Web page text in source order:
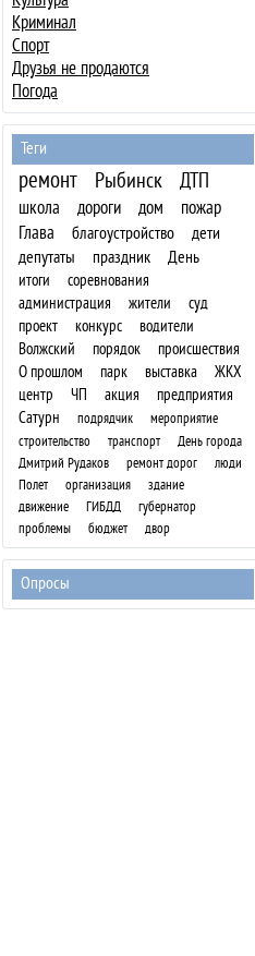
Криминал
Спорт
Друзья не продаются
Погода
Теги
ремонт Рыбинск ДТП
школа дороги дом
пожар
Глава
благоустройство
дети
депутаты
праздник День
итоги
соревнования
администрация
жители
суд
проект
конкурс
водители
Волжский
порядок
происшествия
О прошлом
парк выставка
ЖКХ
центр
ЧП акция
предприятия
Сатурн
подрядчик
мероприятие
строительство
транспорт
День города
Дмитрий Рудаков
ремонт дорог
люди
Полет
организация
здание
движение
ГИБДД
губернатор
проблемы
бюджет двор
Опросы